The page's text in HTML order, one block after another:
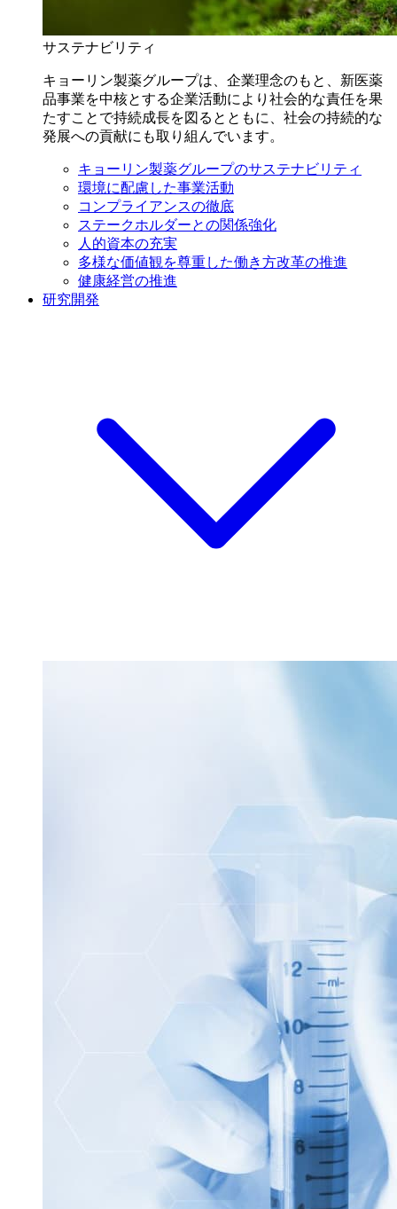
サステナビリティ
キョーリン製薬グループは、企業理念のもと、新医薬
品事業を中核とする企業活動により社会的な責任を果
たすことで持続成長を図るとともに、社会の持続的な
発展への貢献にも取り組んでいます。
キョーリン製薬グループのサステナビリティ
環境に配慮した事業活動
コンプライアンスの徹底
ステークホルダーとの関係強化
人的資本の充実
多様な価値観を尊重した働き方改革の推進
健康経営の推進
研究開発